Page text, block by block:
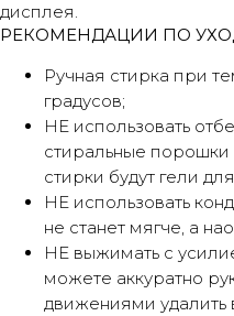
дисплея.
РЕКОМЕНДАЦИИ ПО
Ручная стирка при
градусов;
НЕ использовать
стиральные
стирки будут гели
НЕ использовать
не станет мягче, а
НЕ выжимать с
можете аккуратно
движениями удалить